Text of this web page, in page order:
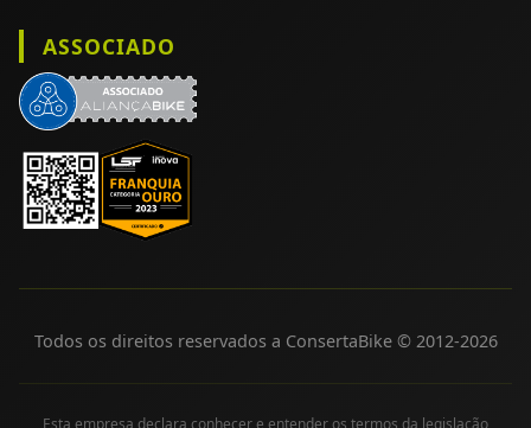
ASSOCIADO
Todos os direitos reservados a ConsertaBike © 2012-2026
Esta empresa declara conhecer e entender os termos da legislação